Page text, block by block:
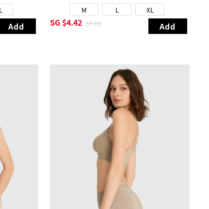
Add
M L XL
SG $4.42 $7.11 Add